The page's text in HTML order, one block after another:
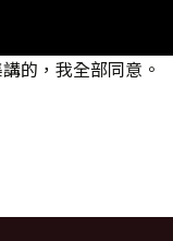
的，我全部同意。